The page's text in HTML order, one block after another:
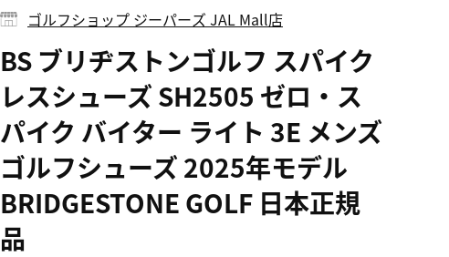
ゴルフショップ ジーパーズ JAL Mall店
BS ブリヂストンゴルフ スパイク
レスシューズ SH2505 ゼロ・ス
パイク バイター ライト 3E メンズ
ゴルフシューズ 2025年モデル
BRIDGESTONE GOLF 日本正規
品